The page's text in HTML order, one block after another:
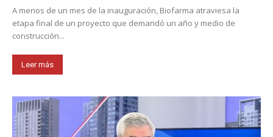
A menos de un mes de la inauguración, Biofarma atraviesa la
etapa final de un proyecto que demandó un año y medio de
construcción...
Leer más